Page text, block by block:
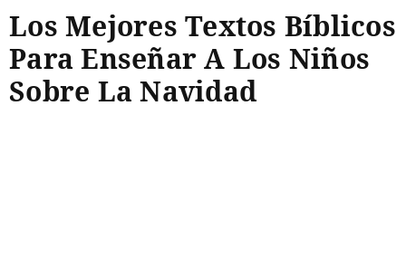
Los Mejores Textos Bíblicos
Para Enseñar A Los Niños
Sobre La Navidad